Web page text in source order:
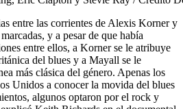
entre las corrientes de Alexis Korner y
y a pesar de que había
entre ellos, a Korner se le atribuye
del blues y a Mayall se le
más clásica del género. Apenas los
Unidos a conocer la movida del blues
algunos optaron por el rock y